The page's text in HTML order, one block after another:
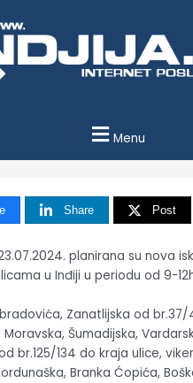
Menu
Share Post
planirana su nova
u Inđiji u periodu od 9-
Zanatlijska od
Moravska, Šumadijska,
br.125/134 do kraja ulice,
Branka Ćopića,